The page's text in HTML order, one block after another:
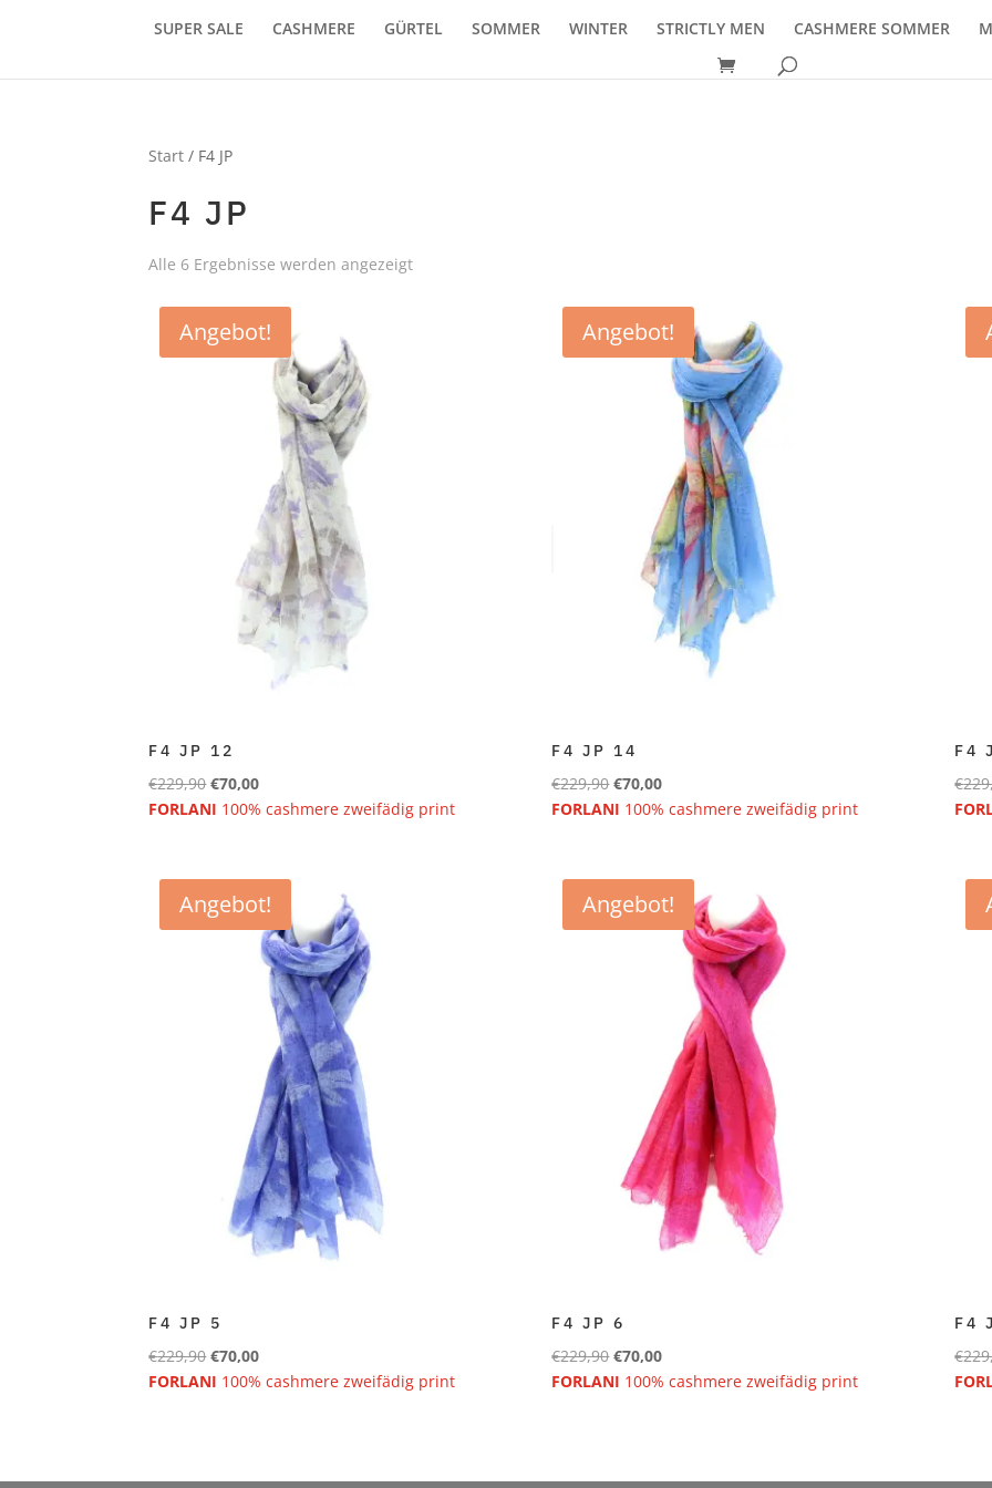
SUPER SALE CASHMERE GÜRTEL SOMMER WINTER STRICTLY MEN CASHMERE SOMMER
Start / F4 JP
F4 JP
Alle 6 Ergebnisse werden angezeigt
Angebot!
F4 JP 12
€229,90Ursprünglicher
Preis
€70,00Aktueller
Preis
FORLANI 100% cashmere zweifädig print
Angebot!
F4 JP 14
€229,90Ursprünglicher
Preis
€70,00Aktueller
Preis
FORLANI 100% cashmere zweifädig print
F4
€
Angebot!
F4 JP 5
€229,90Ursprünglicher
Preis
€70,00Aktueller
Preis
FORLANI 100% cashmere zweifädig print
Angebot!
F4 JP 6
€229,90Ursprünglicher
Preis
€70,00Aktueller
Preis
FORLANI 100% cashmere zweifädig print
F4
€